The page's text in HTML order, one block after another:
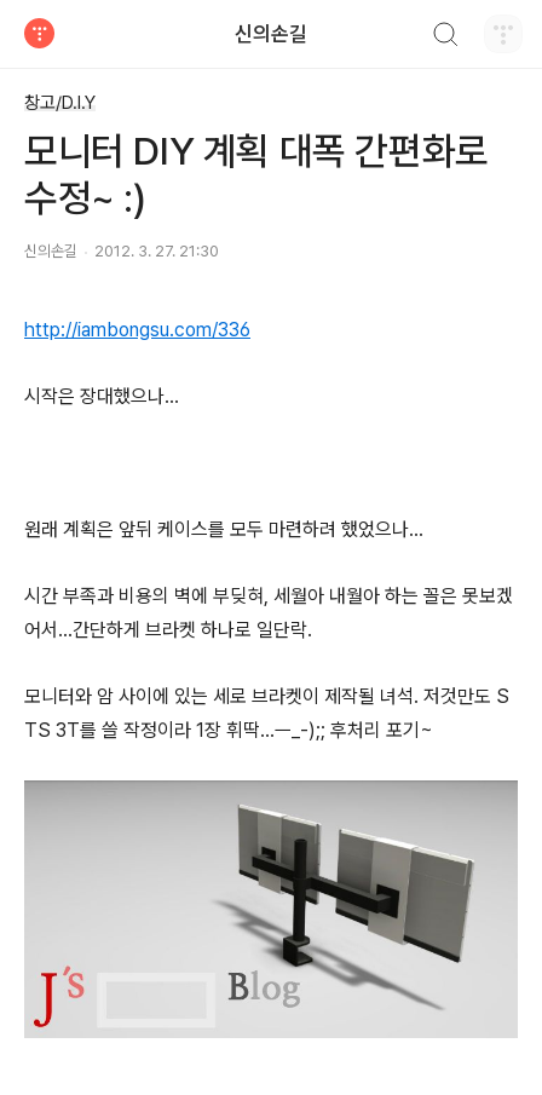
신의손길
창고/D.I.Y
모니터 DIY 계획 대폭 간편화로
수정~ :)
신의손길 2012. 3. 27. 21:30
http://iambongsu.com/336
시작은 장대했으나...
원래 계획은 앞뒤 케이스를 모두 마련하려 했었으나...
시간 부족과 비용의 벽에 부딪혀, 세월아 내월아 하는 꼴은 못보겠
어서...간단하게 브라켓 하나로 일단락.
모니터와 암 사이에 있는 세로 브라켓이 제작될 녀석. 저것만도 S
TS 3T를 쓸 작정이라 1장 휘딱...ㅡ_-);; 후처리 포기~